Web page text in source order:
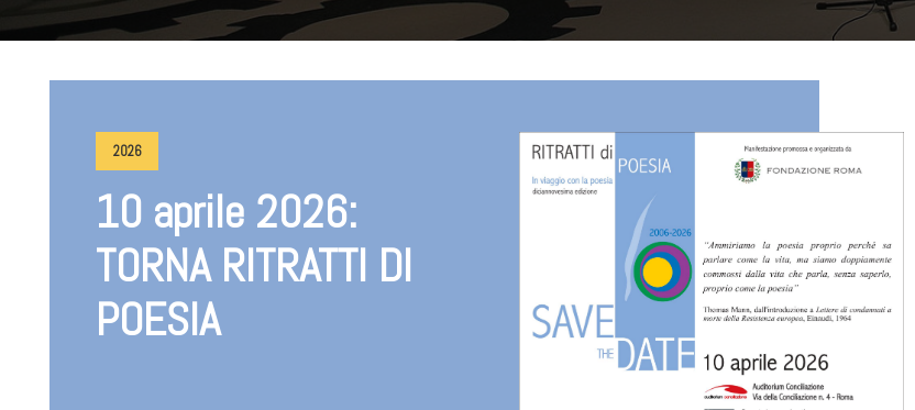
2026
10 aprile 2026:
TORNA RITRATTI DI
POESIA